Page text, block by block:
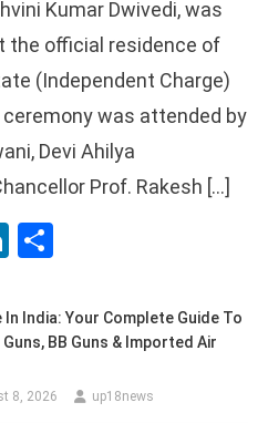
Kumar Dwivedi, was
the official residence of
(Independent Charge)
ceremony was attended by
Devi Ahilya
Prof. Rakesh […]
LinkedIn
In India: Your Complete Guide To
Guns, BB Guns & Imported Air
8, 2026 up18news